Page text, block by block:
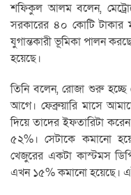
শফিকুল আলম বলেন,
সরকারের ৪০ কোটি টাকার
যুগান্তকারী ভূমিকা পালন
হয়েছে।
তিনি বলেন, রোজা শুরু
আগে। ফেব্রুয়ারি মাসে
দিয়ে তাদের ইফতারিটা
৫২%। সেটাকে কমানো
খেজুরের একটা কাস্টমস
এখন ১৫% কমানো হয়েছে।